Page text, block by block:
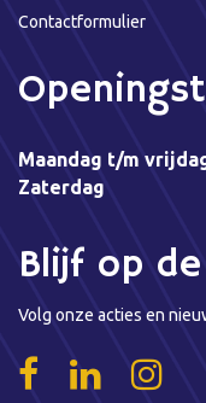
Contactformulier
Maandag t/m
Zaterdag
Blijf op
Volg onze acties en